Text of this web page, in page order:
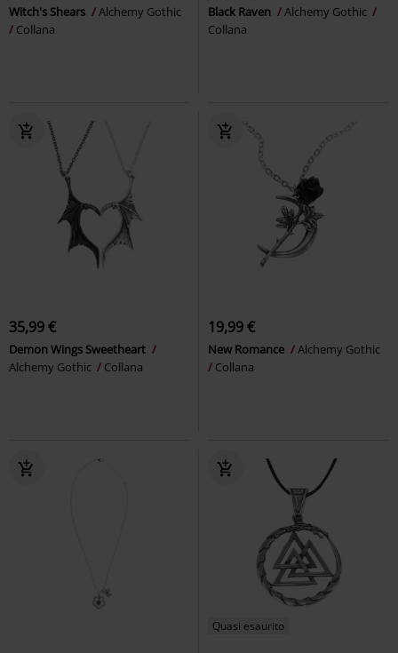
Witch's Shears
Alchemy Gothic
Collana
Black Raven
Alchemy Gothic
Collana
35,99 €
Demon Wings Sweetheart
Alchemy Gothic
Collana
19,99 €
New Romance
Alchemy Gothic
Collana
Quasi esaurito